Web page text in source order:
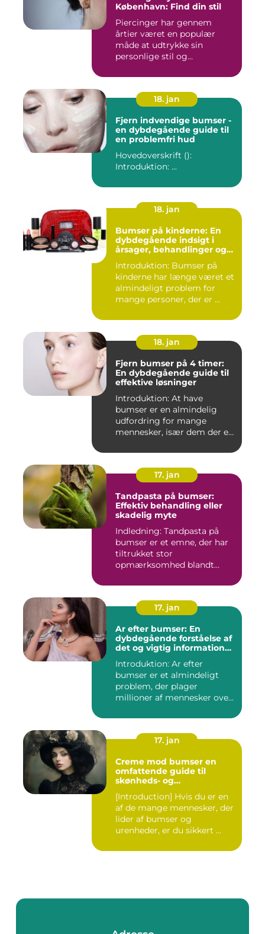
København: Find din stil
Piercinger har gennem
årtier været en populær
måde at udtrykke sin
personlige stil og
18. jan
Fjern indvendige bumser -
en dybdegående guide til
en problemfri hud
Hovedoverskrift ():
Introduktion: ...
18. jan
Bumser på kinderne: En
dybdegående indsigt i
årsager, behandlinger og
Introduktion: Bumser på
kinderne har længe været et
almindeligt problem for
mange personer, der er ...
18. jan
Fjern bumser på 4 timer:
En dybdegående guide til
effektive løsninger
Introduktion: At have
bumser er en almindelig
udfordring for mange
mennesker, især dem der er
17. jan
Tandpasta på bumser:
Effektiv behandling eller
skadelig myte
Indledning: Tandpasta på
bumser er et emne, der har
tiltrukket stor
opmærksomhed blandt
17. jan
Ar efter bumser: En
dybdegående forståelse af
det og vigtig information
Introduktion: Ar efter
bumser er et almindeligt
problem, der plager
millioner af mennesker over
17. jan
Creme mod bumser en
omfattende guide til
skønheds- og
[Introduction] Hvis du er en
af de mange mennesker, der
lider af bumser og
urenheder, er du sikkert ...